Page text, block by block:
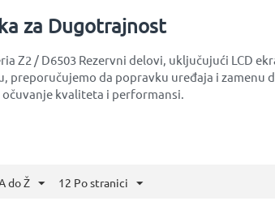
za Dugotrajnost
Z2 / D6503 Rezervni delovi, uključujući
preporučujemo da popravku uređaja i zamenu
kvaliteta i performansi.
do Ž 12 Po stranici